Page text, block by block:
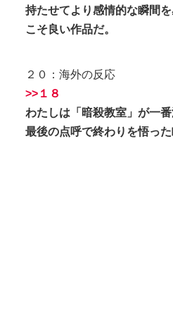
持たせてより感情的な瞬間
こそ良い作品だ。
２０：海外の反応
>>１８
わたしは「暗殺教室」が一番
最後の点呼で終わりを悟った